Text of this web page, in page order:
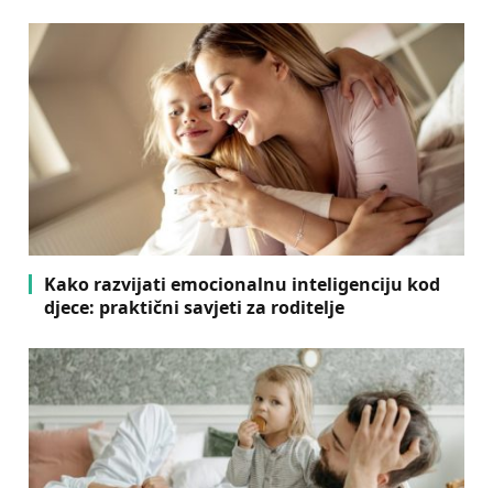
Kako razvijati emocionalnu inteligenciju kod
djece: praktični savjeti za roditelje